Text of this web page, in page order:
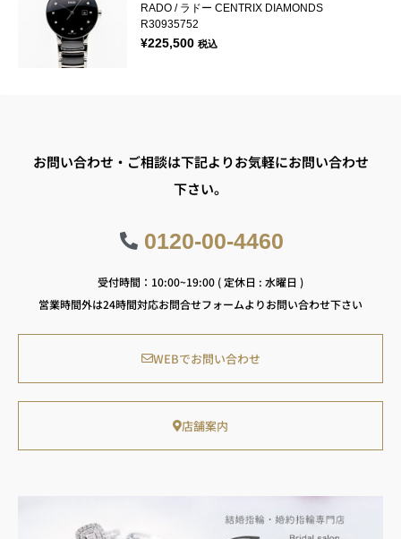
RADO / ラドー CENTRIX DIAMONDS
R30935752
¥225,500 税込
お問い合わせ・ご相談は下記よりお気軽にお問い合わせ
下さい。
0120-00-4460
受付時間：10:00~19:00 ( 定休日 : 水曜日 )
営業時間外は24時間対応お問合せフォームよりお問い合わせ下さい
WEBでお問い合わせ
店舗案内